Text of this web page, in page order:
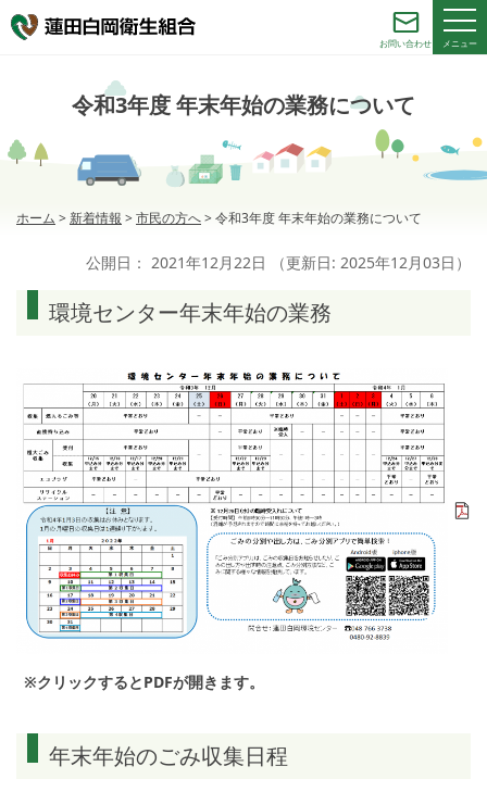
お問い合わせ メニュー
令和3年度 年末年始の業務について
ホーム > 新着情報 >市民の方へ>令和3年度 年末年始の業務について
公開日： 2021年12月22日 （更新日: 2025年12月03日 ）
環境センター年末年始の業務
※クリックするとPDFが開きます。
年末年始のごみ収集日程